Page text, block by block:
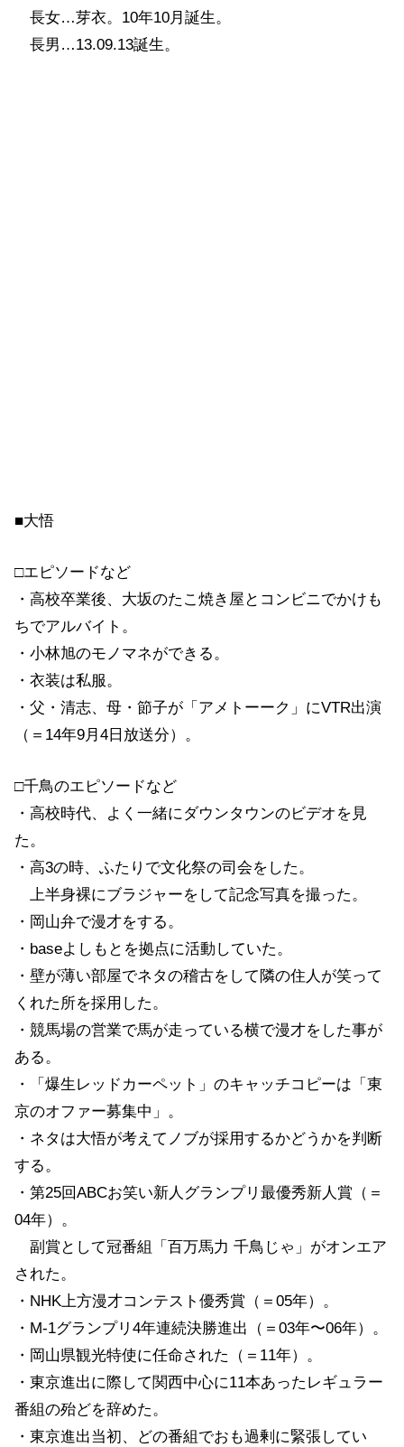
長女…芽衣。10年10月誕生。
長男…13.09.13誕生。
■大悟
□エピソードなど
・高校卒業後、大坂のたこ焼き屋とコンビニでかけも
ちでアルバイト。
・小林旭のモノマネができる。
・衣装は私服。
・父・清志、母・節子が「アメトーーク」にVTR出演
（＝14年9月4日放送分）。
□千鳥のエピソードなど
・高校時代、よく一緒にダウンタウンのビデオを見
た。
・高3の時、ふたりで文化祭の司会をした。
上半身裸にブラジャーをして記念写真を撮った。
・岡山弁で漫才をする。
・baseよしもとを拠点に活動していた。
・壁が薄い部屋でネタの稽古をして隣の住人が笑って
くれた所を採用した。
・競馬場の営業で馬が走っている横で漫才をした事が
ある。
・「爆生レッドカーペット」のキャッチコピーは「東
京のオファー募集中」。
・ネタは大悟が考えてノブが採用するかどうかを判断
する。
・第25回ABCお笑い新人グランプリ最優秀新人賞（＝
04年）。
副賞として冠番組「百万馬力 千鳥じゃ」がオンエア
された。
・NHK上方漫才コンテスト優秀賞（＝05年）。
・M-1グランプリ4年連続決勝進出（＝03年〜06年）。
・岡山県観光特使に任命された（＝11年）。
・東京進出に際して関西中心に11本あったレギュラー
番組の殆どを辞めた。
・東京進出当初、どの番組でおも過剰に緊張してい